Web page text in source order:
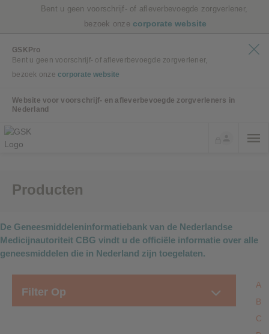
Bent u geen voorschrijf- of afleverbevoegde zorgverlener,
bezoek onze corporate website
GSKPro
Bent u geen voorschrijf- of afleverbevoegde zorgverlener,
bezoek onze corporate website
Website voor voorschrijf- en afleverbevoegde zorgverleners in
Nederland
Producten
De Geneesmiddeleninformatiebank van de Nederlandse
Medicijnautoriteit CBG vindt u de officiële informatie over alle
geneesmiddelen die in Nederland zijn toegelaten.
Filter Op
A
B
C